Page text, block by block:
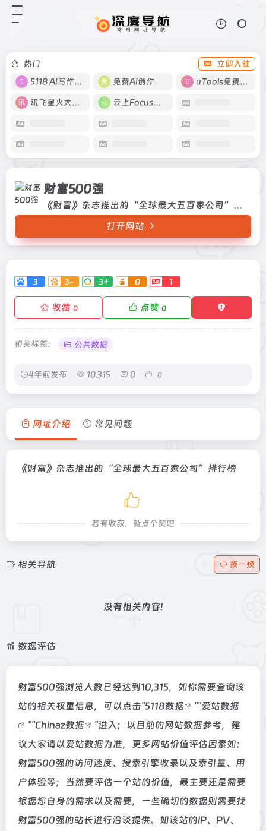
热门
立即入驻
5118 AI写作工具
免费AI创作 uTools免费工具箱
讯飞星火大模型 云上Focus接码
财富500强
《财富》杂志推出的“全球最大五百家公司”排行榜
打开网站
3 3- 3+ 0 1
收藏 0 点赞 0
相关标签： 公共数据
4年前发布 10,315 0 0
网址介绍 常见问题
《财富》杂志推出的“全球最大五百家公司”排行榜
若有收获，就点个赞吧
相关导航 换一换
没有相关内容!
数据评估
财富500强浏览人数已经达到10,315，如你需要查询该
站的相关权重信息，可以点击"5118数据 ""爱站数据
""Chinaz数据
"进入；以目前的网站数据参考，建
议大家请以爱站数据为准，更多网站价值评估因素如：
财富500强的访问速度、搜索引擎收录以及索引量、用
户体验等；当然要评估一个站的价值，最主要还是需要
根据您自身的需求以及需要，一些确切的数据则需要找
财富500强的站长进行洽谈提供。如该站的IP、PV、